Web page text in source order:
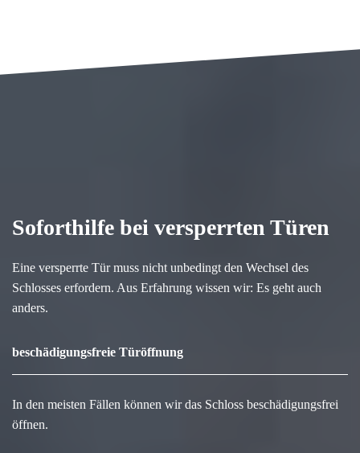
Soforthilfe bei versperrten Türen
Eine versperrte Tür muss nicht unbedingt den Wechsel des
Schlosses erfordern. Aus Erfahrung wissen wir: Es geht auch
anders.
beschädigungsfreie Türöffnung
In den meisten Fällen können wir das Schloss beschädigungsfrei
öffnen.